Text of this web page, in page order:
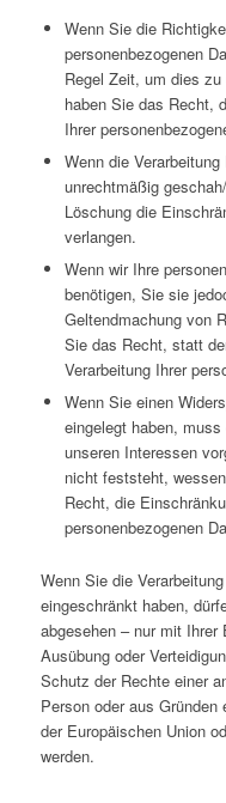
Wenn Sie die
personenbezogenen
Regel Zeit, um dies
haben Sie das Recht,
Ihrer
Wenn die
unrechtmäßig
Löschung die
verlangen.
Wenn wir Ihre
benötigen, Sie sie
Geltendmachung von
Sie das Recht, statt
Verarbeitung Ihrer
Wenn Sie einen
eingelegt haben,
unseren Interessen
nicht feststeht,
Recht, die
personenbezogenen
Wenn Sie die
eingeschränkt haben,
abgesehen – nur mit Ihrer
Ausübung oder
Schutz der Rechte einer
Person oder aus
der Europäischen Union
werden.